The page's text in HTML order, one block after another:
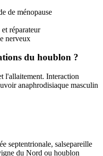
de ménopause
réparateur
nerveux
du houblon ?
l'allaitement. Interaction
anaphrodisiaque masculin
septentrionale, salsepareille
du Nord ou houblon